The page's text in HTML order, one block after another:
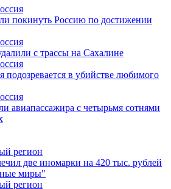
покинуть Россию по достижении
с трассы на Сахалине
в убийстве любимого
авиапассажира с четырьмя сотнями
регион
две иномарки на 420 тыс. рублей
миры"
регион